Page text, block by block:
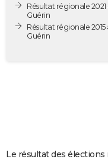
Destinations
City break
Voyage nature
Voyage de noces
Forum
PHOTO
GUIDES D'ACHAT
Résultat régionale 2021
Guérin
Résultat régionale 2015
Guérin
Le résultat des élections